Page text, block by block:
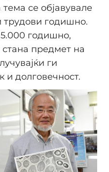
се објавувале
трудови годишно.
годишно,
стана предмет на
ги
и долговечност.